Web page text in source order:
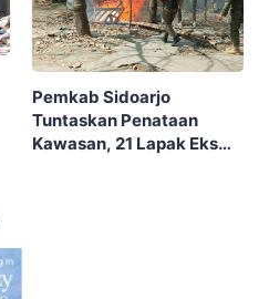
Pemkab Sidoarjo
Tuntaskan Penataan
Kawasan, 21 Lapak Eks